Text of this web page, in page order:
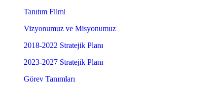
Tanıtım Filmi
Vizyonumuz ve Misyonumuz
2018-2022 Stratejik Planı
2023-2027 Stratejik Planı
Görev Tanımları